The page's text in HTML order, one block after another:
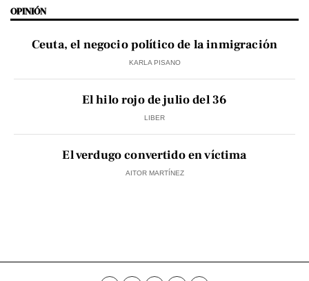
OPINIÓN
Ceuta, el negocio político de la inmigración
KARLA PISANO
El hilo rojo de julio del 36
LIBER
El verdugo convertido en víctima
AITOR MARTÍNEZ